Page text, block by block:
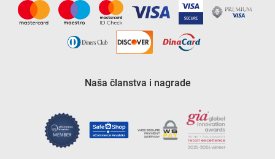
Naša članstva i nagrade